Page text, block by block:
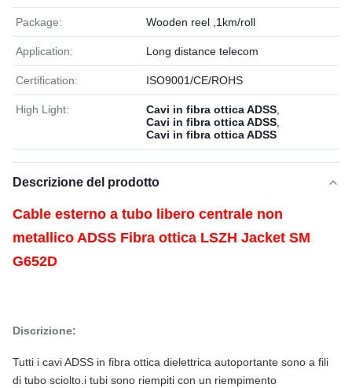
Package: Wooden reel ,1km/roll
Application: Long distance telecom
Certification: ISO9001/CE/ROHS
High Light: Cavi in fibra ottica ADSS
Cavi in fibra ottica ADSS
Cavi in fibra ottica ADSS
Descrizione del prodotto
Cable esterno a tubo libero centrale non
metallico ADSS Fibra ottica LSZH Jacket SM
G652D
Discrizione:
Tutti i cavi ADSS in fibra ottica dielettrica autoportante sono a fili
di tubo sciolto. i tubi sono riempiti con un riempimento